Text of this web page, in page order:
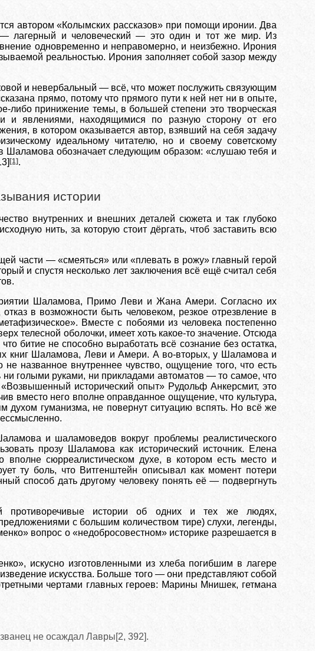
автором «Колымских рассказов» при помощи иронии. Два
лагерный и человеческий — это один и тот же мир. Из
одновременно и неправомерно, и неизбежно. Ирония
реальностью. Ирония заполняет собой зазор между
и невербальный — всё, что может послужить связующим
прямо, потому что прямого пути к ней нет ни в опыте,
либо принижение темы, в большей степени это творческая
и явлениями, находящимися по разную сторону от его
в котором оказывается автор, взявший на себя задачу
идеальному читателю, но и своему советскому
Шаламова обозначает следующим образом: «слушаю тебя и
[1] .
истории
внутренних и внешних деталей сюжета и так глубоко
нить, за которую стоит дёргать, чтоб заставить всю
части — «смеяться» или «плевать в рожу» главный герой
и спустя несколько лет заключения всё ещё считал себя
Шаламова, Примо Леви и Жана Амери. Согласно их
в возможности быть человеком, резкое отрезвление в
Вместе с побоями из человека постепенно
телесной оболочки, имеет хоть какое-то значение. Отсюда
битие не способно выработать всё сознание без остатка,
книг Шаламова, Леви и Амери. А во-вторых, у Шаламова и
названное внутреннее чувство, ощущение того, что есть
ни голыми руками, ни прикладами автоматов — то самое, что
исторический опыт» Рудольф Анкерсмит, это
вместо него вполне оправданное ощущение, что культура,
духом гуманизма, не повернут ситуацию вспять. Но всё же
и шаламоведов вокруг проблемы реалистического
прозу Шаламова как исторический источник. Елена
сюрреалистическом духе, в котором есть место и
ту боль, что Витгенштейн описывал как момент потери
способ дать другому человеку понять её — подвергнуть
противоречивые истории об одних и тех же людях,
с большим количеством тире) слухи, легенды,
вопрос о «недобросовестном» историке разрешается в
искусно изготовленными из хлеба погибшим в лагере
искусства. Больше того — они представляют собой
чертами главных героев: Марины Мнишек, гетмана
не осаждал Лавры[2, 392].